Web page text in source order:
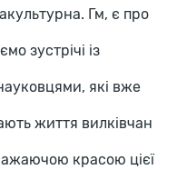
Гм, є про
зустрічі із
які вже
життя вилківчан
красою цієї